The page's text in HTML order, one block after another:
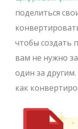
поделиться
чтобы создать
вам не нужно
один за
как